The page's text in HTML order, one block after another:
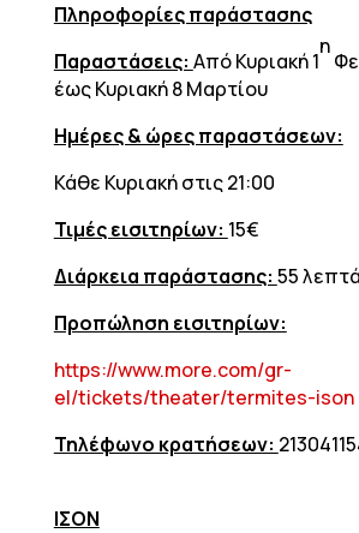
Πληροφορίες παράστασης
Παραστάσεις: Από Κυριακή 1
η
έως Κυριακή 8 Μαρτίου
Ημέρες & ώρες παραστάσεων:
Κάθε Κυριακή στις 21:00
Τιμές εισιτηρίων: 15€
Διάρκεια παράστασης: 55 λεπτά
Προπώληση εισιτηρίων:
https://www.more.com/gr-
el/tickets/theater/termites-ison
Τηλέφωνο κρατήσεων:
ΙΣΟΝ